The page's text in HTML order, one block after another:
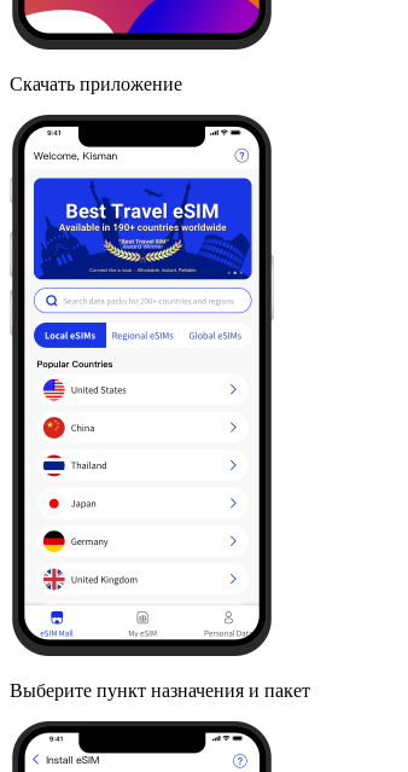
Скачать приложение
Выберите пункт назначения и пакет